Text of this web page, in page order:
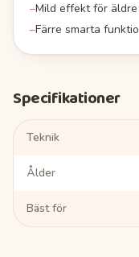
–Mild effekt för
–Färre smarta
Specifikationer
Teknik
Ålder
Bäst för